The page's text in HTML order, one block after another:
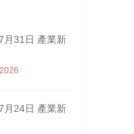
月31日 產業新
月24日 產業新